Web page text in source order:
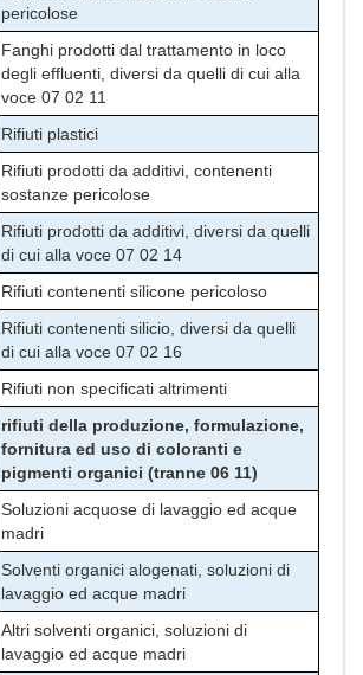
pericolose
Fanghi prodotti dal trattamento in loco
degli effluenti, diversi da quelli di cui alla
voce 07 02 11
Rifiuti plastici
Rifiuti prodotti da additivi, contenenti
sostanze pericolose
Rifiuti prodotti da additivi, diversi da quelli
di cui alla voce 07 02 14
Rifiuti contenenti silicone pericoloso
Rifiuti contenenti silicio, diversi da quelli
di cui alla voce 07 02 16
Rifiuti non specificati altrimenti
rifiuti della produzione, formulazione,
fornitura ed uso di coloranti e
pigmenti organici (tranne 06 11)
Soluzioni acquose di lavaggio ed acque
madri
Solventi organici alogenati, soluzioni di
lavaggio ed acque madri
Altri solventi organici, soluzioni di
lavaggio ed acque madri